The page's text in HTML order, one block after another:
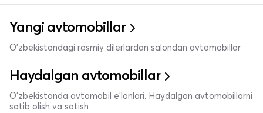
Yangi avtomobillar
O'zbekistondagi rasmiy dilerlardan salondan avtomobillar
Haydalgan avtomobillar
O'zbekistonda avtomobil e’lonlari. Haydalgan avtomobillarni
sotib olish va sotish